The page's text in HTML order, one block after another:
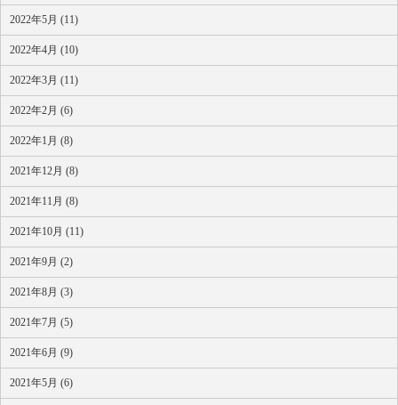
2022年5月 (11)
2022年4月 (10)
2022年3月 (11)
2022年2月 (6)
2022年1月 (8)
2021年12月 (8)
2021年11月 (8)
2021年10月 (11)
2021年9月 (2)
2021年8月 (3)
2021年7月 (5)
2021年6月 (9)
2021年5月 (6)